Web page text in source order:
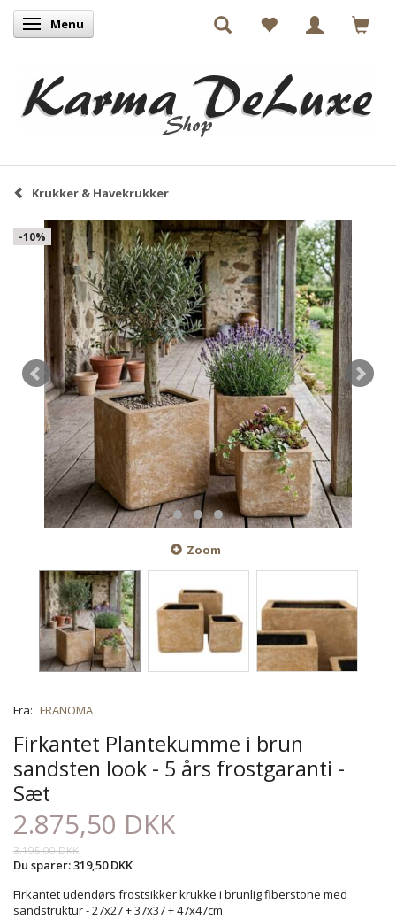
Skifte navigation
Menu
Krukker & Havekrukker
-10%
Zoom
Fra: FRANOMA
Firkantet Plantekumme i brun
sandsten look - 5 års frostgaranti -
Sæt
2.875,50 DKK
3.195,00 DKK
Du sparer:319,50 DKK
Firkantet udendørs frostsikker krukke i brunlig fiberstone med
sandstruktur - 27x27 + 37x37 + 47x47cm